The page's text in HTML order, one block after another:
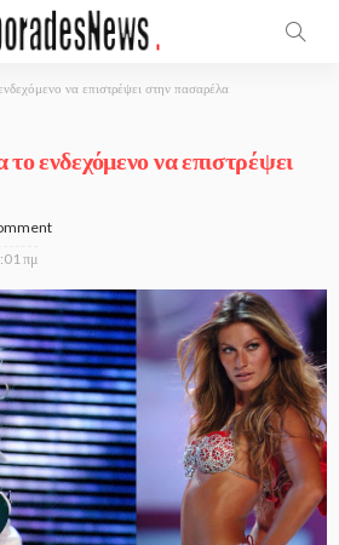
να επιστρέψει στην πασαρέλα
ενδεχόμενο να επιστρέψει
πμ